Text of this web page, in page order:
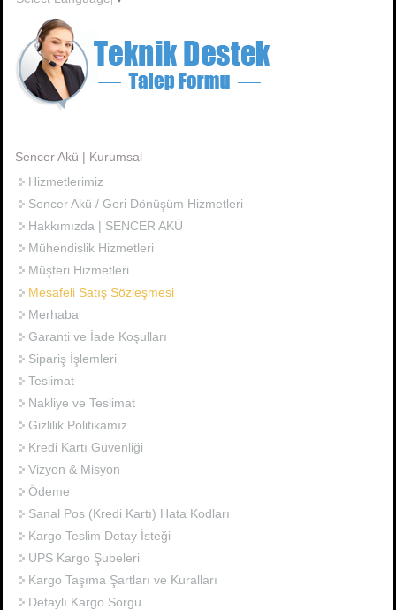
Sencer Akü | Kurumsal
Hizmetlerimiz
Sencer Akü / Geri Dönüşüm Hizmetleri
Hakkımızda | SENCER AKÜ
Mühendislik Hizmetleri
Müşteri Hizmetleri
Mesafeli Satış Sözleşmesi
Merhaba
Garanti ve İade Koşulları
Sipariş İşlemleri
Teslimat
Nakliye ve Teslimat
Gizlilik Politikamız
Kredi Kartı Güvenliği
Vizyon & Misyon
Ödeme
Sanal Pos (Kredi Kartı) Hata Kodları
Kargo Teslim Detay İsteği
UPS Kargo Şubeleri
Kargo Taşıma Şartları ve Kuralları
Detaylı Kargo Sorgu